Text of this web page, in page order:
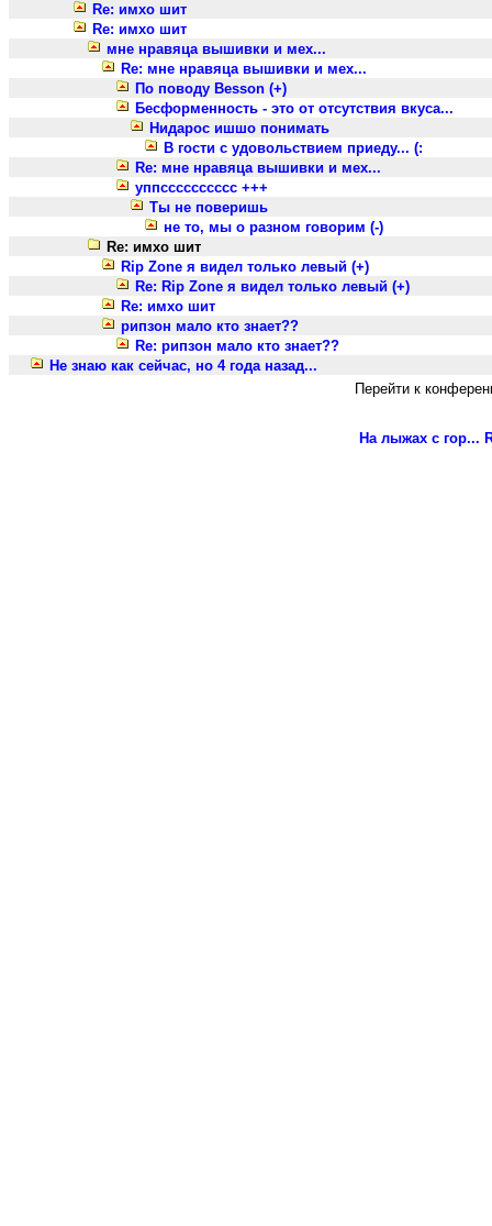
Re: имхо шит
Re: имхо шит
мне нравяца вышивки и мех...
Re: мне нравяца вышивки и мех...
По поводу Besson (+)
Бесформенность - это от отсутствия вкуса...
Нидарос ишшо понимать
В гости с удовольствием приеду... (:
Re: мне нравяца вышивки и мех...
уппсссссссссс +++
Ты не поверишь
не то, мы о разном говорим (-)
Re: имхо шит
Rip Zone я видел только левый (+)
Re: Rip Zone я видел только левый (+)
Re: имхо шит
рипзон мало кто знает??
Re: рипзон мало кто знает??
Не знаю как сейчас, но 4 года назад...
Перейти к
На лыжах с гор...